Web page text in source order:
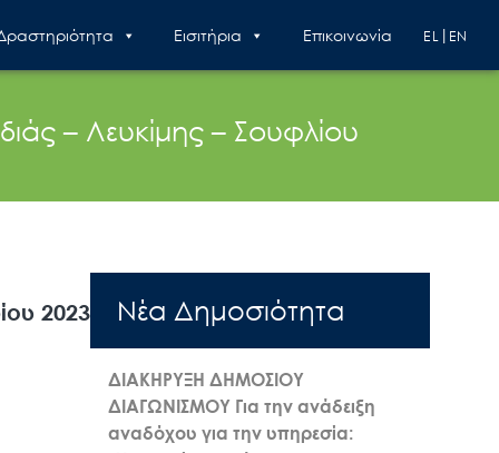
Εισιτήρια Επικοινωνία EN
EL
– Λευκίμης – Σουφλίου
2023 Nέα Δημοσιότητα
ΔΙΑΚΗΡΥΞΗ ΔΗΜΟΣΙΟΥ
ΔΙΑΓΩΝΙΣΜΟΥ Για την ανάδειξη
αναδόχου για την υπηρεσία: